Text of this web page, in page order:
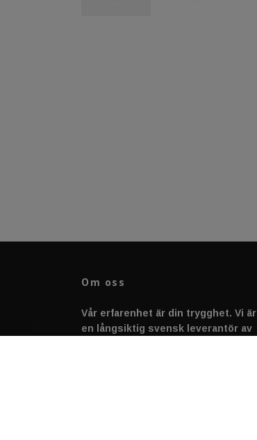
Om oss
Vår erfarenhet är din trygghet. Vi är
en långsiktig svensk leverantör av